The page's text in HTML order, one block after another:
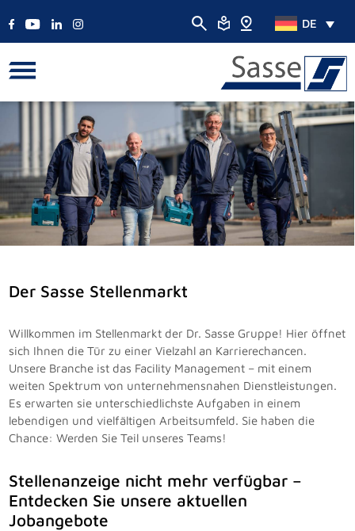
DE
Der Sasse Stellenmarkt
Willkommen im Stellenmarkt der Dr. Sasse Gruppe! Hier öffnet
sich Ihnen die Tür zu einer Vielzahl an Karrierechancen.
Unsere Branche ist das Facility Management – mit einem
weiten Spektrum von unternehmensnahen Dienstleistungen.
Es erwarten sie unterschiedlichste Aufgaben in einem
lebendigen und vielfältigen Arbeitsumfeld. Sie haben die
Chance: Werden Sie Teil unseres Teams!
Stellenanzeige nicht mehr verfügbar –
Entdecken Sie unsere aktuellen
Jobangebote